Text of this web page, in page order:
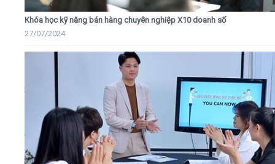
Khóa học kỹ năng bán hàng chuyên nghiệp X10 doanh số
27/07/2024